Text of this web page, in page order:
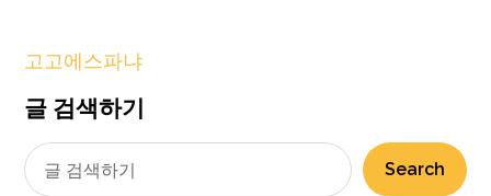
고고에스파냐
글 검색하기
Search